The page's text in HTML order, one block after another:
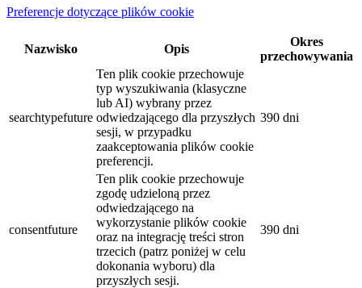
Preferencje dotyczące plików cookie
Nazwisko Opis
Okres
przechowywania
searchtypefuture
Ten plik cookie przechowuje
typ wyszukiwania (klasyczne
lub AI) wybrany przez
odwiedzającego dla przyszłych
sesji, w przypadku
zaakceptowania plików cookie
preferencji.
390 dni
consentfuture
Ten plik cookie przechowuje
zgodę udzieloną przez
odwiedzającego na
wykorzystanie plików cookie
oraz na integrację treści stron
trzecich (patrz poniżej w celu
dokonania wyboru) dla
przyszłych sesji.
390 dni